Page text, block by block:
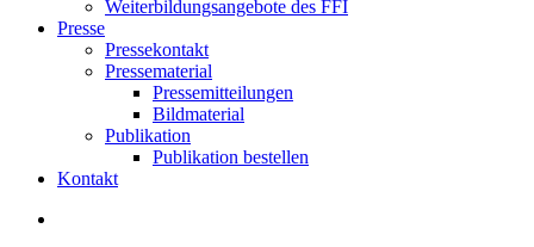
Weiterbildungsangebote des FFI
Presse
Pressekontakt
Pressematerial
Pressemitteilungen
Bildmaterial
Publikation
Publikation bestellen
Kontakt